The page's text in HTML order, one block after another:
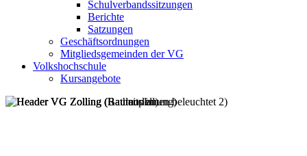
Schulverbandssitzungen
Berichte
Satzungen
Geschäftsordnungen
Mitgliedsgemeinden der VG
Volkshochschule
Kursangebote